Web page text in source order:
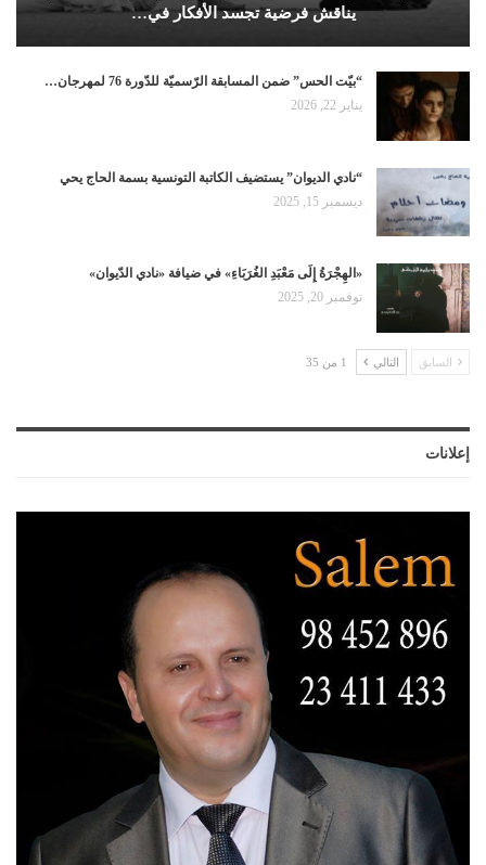
يناقش فرضية تجسد الأفكار في…
“بيّت الحس” ضمن المسابقة الرّسميّة للدّورة 76 لمهرجان…
يناير 22, 2026
“نادي الديوان” يستضيف الكاتبة التونسية بسمة الحاج يحي
ديسمبر 15, 2025
«الهِجْرَةُ إِلَى مَعْبَدِ الغُرَبَاءِ» في ضيافة «نادي الدّيوان»
نوفمبر 20, 2025
السابق التالي 1 من 35
إعلانات